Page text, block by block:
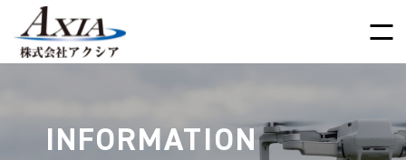
INFORMATION